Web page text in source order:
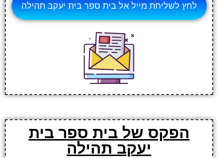
לחץ לשליחת מייל אל בית ספר בית יעקב תהילה
הפקס של בית ספר בית
יעקב תהילה